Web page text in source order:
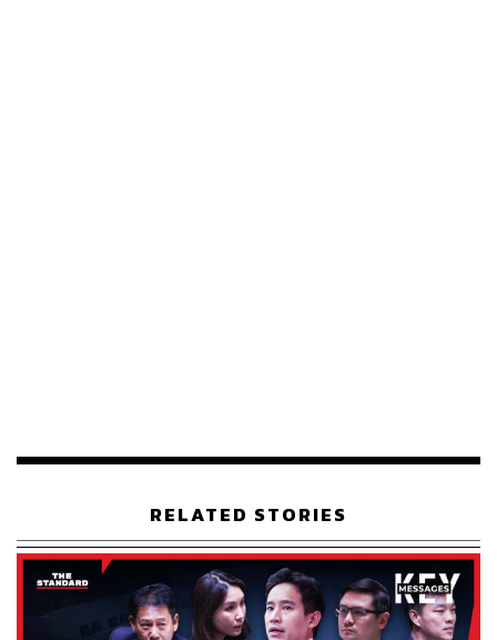
รัฐมนตรี ที่มาลงสมัคร สว. ด้วย ทั้งยังมีกระแสข่าวว่าได้รับ
กว่าจะถึงขั้นตอนนั้น เวลานี้เราควรช่วยให้การคัดเลือก สว.
ราบรื่น รวดเร็ว และโปร่งใส ส่วนตัวไม่มีข้อมูลอะไร แต่
กระแสนิยมของประชาชนอาจไม่ใช่ตัวชี้วัด ควรรอดูตาม
กระบวนการ
RELATED STORIES